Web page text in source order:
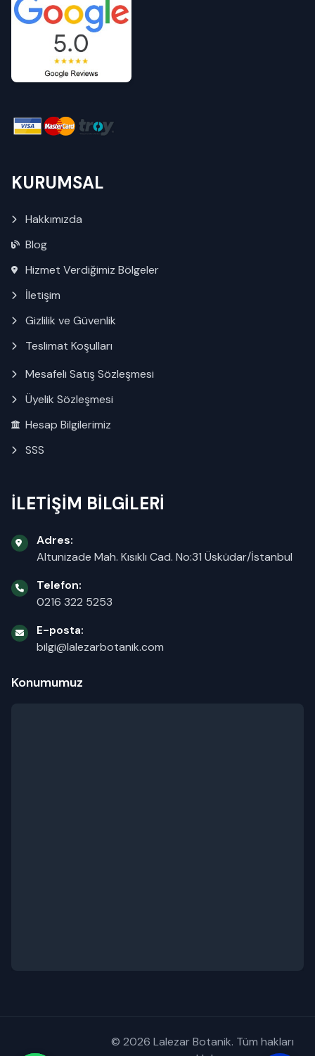
KURUMSAL
Hakkımızda
Blog
Hizmet Verdiğimiz Bölgeler
İletişim
Gizlilik ve Güvenlik
Teslimat Koşulları
Mesafeli Satış Sözleşmesi
Üyelik Sözleşmesi
Hesap Bilgilerimiz
SSS
İLETİŞİM BİLGİLERİ
Adres:
Altunizade Mah. Kısıklı Cad. No:31 Üsküdar/İstanbul
Telefon:
0216 322 5253
E-posta:
bilgi@lalezarbotanik.com
Konumumuz
© 2026 Lalezar Botanik. Tüm hakları